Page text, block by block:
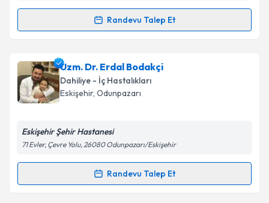
kapsamda işlenmesini kabul ediyorum.
Randevu Talep Et
Randevu Takvimi Talebi
Uzm. Dr. Cihanşah Akdoğaniçin randevu takvimi
talebi oluşturun. Size bu uzmandan randevu almanız
için bir takvim hazırlandığında e-posta ile
bilgilendireceğiz.
Kişisel verilerimin işlenmesine ilişkinAydınlatma
Uzm. Dr. Erdal Bodakçi
Dahiliye - İç Hastalıkları
Eskişehir, Odunpazarı
Eskişehir Şehir Hastanesi
71 Evler, Çevre Yolu, 26080 Odunpazarı/Eskişehir
Randevu Talep Et
Randevu Takvimi Talebi